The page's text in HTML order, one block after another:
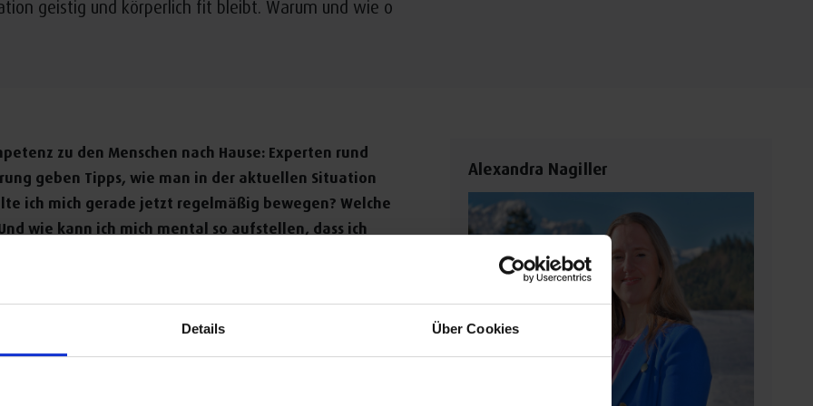
Details Über Cookies
geistig und körperlich fit bleibt. Warum und wie o
zu den Menschen nach Hause: Experten rund
geben Tipps, wie man in der aktuellen Situation
ich mich gerade jetzt regelmäßig bewegen? Welche
wie kann ich mich mental so aufstellen, dass ich
Professor für Naturheilkunde über die Yoga- und
stehen die Spezialisten mit
diversen GESUNDES BAYERN-Kanälen: der
gschichten.de sowie auf Facebook - und ganz
„GESUNDES BAYERN für DAHOAM“ präsentieren die
Alexandra Nagiller